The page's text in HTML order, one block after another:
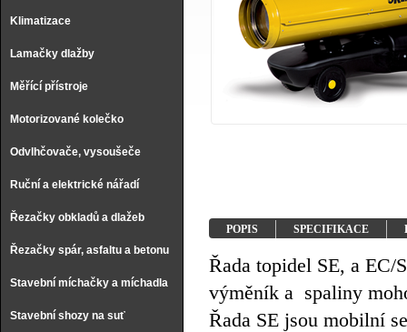
Klimatizace
Lamačky dlažby
Měřící přístroje
Motorizované kolečko
Odvlhčovače, vysoušeče
Ruční a elektrické nářadí
Řezačky obkladů a dlažeb
Řezačky spár, asfaltu a betonu
Stavební míchačky a míchadla
Stavební shozy na suť
POPIS SPECIFIKACE
Řada topidel SE, a
výměník a spaliny
Řada SE jsou mobilní